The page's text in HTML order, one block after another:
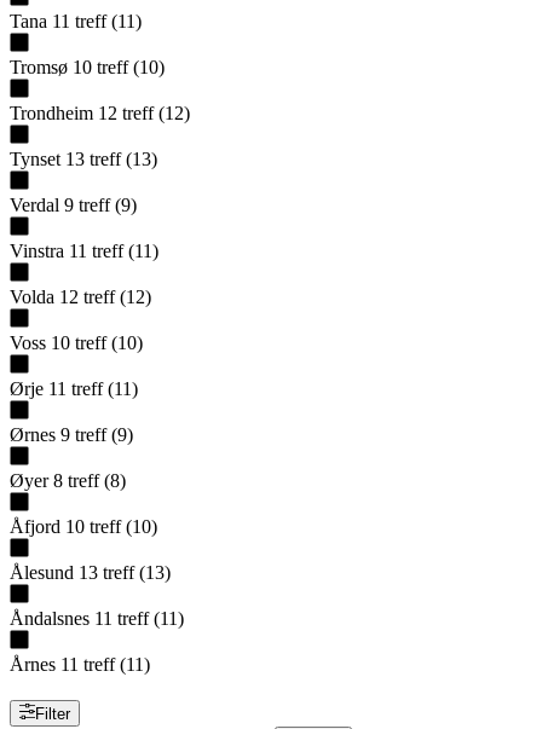
Tana 11 treff (11)
Tromsø 10 treff (10)
Trondheim 12 treff (12)
Tynset 13 treff (13)
Verdal 9 treff (9)
Vinstra 11 treff (11)
Volda 12 treff (12)
Voss 10 treff (10)
Ørje 11 treff (11)
Ørnes 9 treff (9)
Øyer 8 treff (8)
Åfjord 10 treff (10)
Ålesund 13 treff (13)
Åndalsnes 11 treff (11)
Årnes 11 treff (11)
Filter